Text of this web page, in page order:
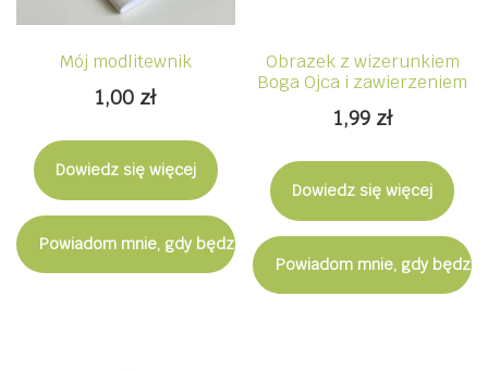
Mój modlitewnik
1,00 zł
Dowiedz się więcej
Powiadom mnie, gdy będzie dostępny
Obrazek z wizerunkiem
Boga Ojca i zawierzeniem
1,99 zł
Dowiedz się więcej
Powiadom mnie, gdy